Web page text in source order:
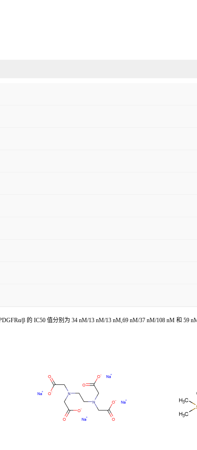
β 的 IC50 值分别为 34 nM/13 nM/13 nM,69 nM/37 nM/108 nM 和 59